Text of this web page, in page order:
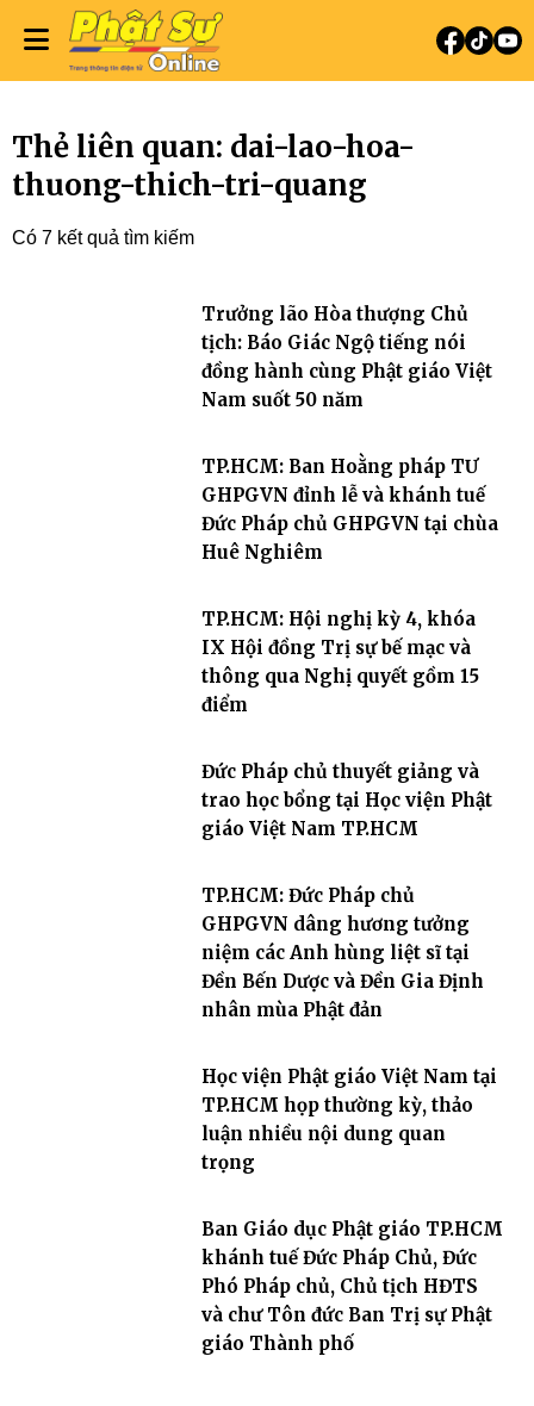
Thẻ liên quan: dai-lao-hoa-
thuong-thich-tri-quang
Có 7 kết quả tìm kiếm
Trưởng lão Hòa thượng Chủ
tịch: Báo Giác Ngộ tiếng nói
đồng hành cùng Phật giáo Việt
Nam suốt 50 năm
TP.HCM: Ban Hoằng pháp TƯ
GHPGVN đỉnh lễ và khánh tuế
Đức Pháp chủ GHPGVN tại chùa
Huê Nghiêm
TP.HCM: Hội nghị kỳ 4, khóa
IX Hội đồng Trị sự bế mạc và
thông qua Nghị quyết gồm 15
điểm
Đức Pháp chủ thuyết giảng và
trao học bổng tại Học viện Phật
giáo Việt Nam TP.HCM
TP.HCM: Đức Pháp chủ
GHPGVN dâng hương tưởng
niệm các Anh hùng liệt sĩ tại
Đền Bến Dược và Đền Gia Định
nhân mùa Phật đản
Học viện Phật giáo Việt Nam tại
TP.HCM họp thường kỳ, thảo
luận nhiều nội dung quan
trọng
Ban Giáo dục Phật giáo TP.HCM
khánh tuế Đức Pháp Chủ, Đức
Phó Pháp chủ, Chủ tịch HĐTS
và chư Tôn đức Ban Trị sự Phật
giáo Thành phố